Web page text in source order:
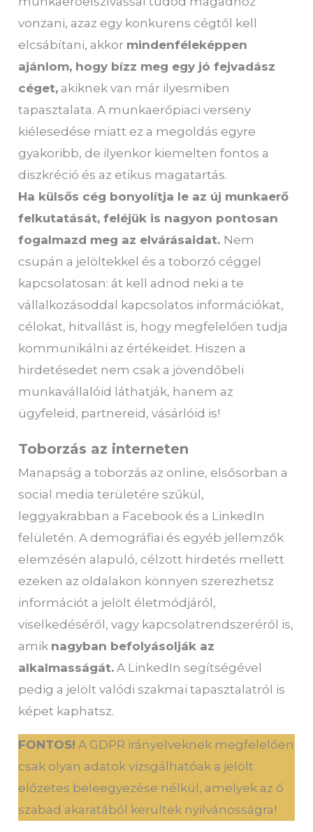
vonzani, azaz egy konkurens cégtől kell
elcsábítani, akkor mindenféleképpen
ajánlom, hogy bízz meg egy jó fejvadász
céget, akiknek van már ilyesmiben
tapasztalata. A munkaerőpiaci verseny
kiélesedése miatt ez a megoldás egyre
gyakoribb, de ilyenkor kiemelten fontos a
diszkréció és az etikus magatartás.
Ha külsős cég bonyolítja le az új munkaerő
felkutatását, feléjük is nagyon pontosan
fogalmazd meg az elvárásaidat. Nem
csupán a jelöltekkel és a toborzó céggel
kapcsolatosan: át kell adnod neki a te
vállalkozásoddal kapcsolatos információkat,
célokat, hitvallást is, hogy megfelelően tudja
kommunikálni az értékeidet. Hiszen a
hirdetésedet nem csak a jövendőbeli
munkavállalóid láthatják, hanem az
ügyfeleid, partnereid, vásárlóid is!
Toborzás az interneten
Manapság a toborzás az online, elsősorban a
social media területére szűkül,
leggyakrabban a Facebook és a LinkedIn
felületén. A demográfiai és egyéb jellemzők
elemzésén alapuló, célzott hirdetés mellett
ezeken az oldalakon könnyen szerezhetsz
információt a jelölt életmódjáról,
viselkedéséről, vagy kapcsolatrendszeréről is,
amik nagyban befolyásolják az
alkalmasságát. A LinkedIn segítségével
pedig a jelölt valódi szakmai tapasztalatról is
képet kaphatsz.
FONTOS! A GDPR irányelveknek megfelelően
csak olyan adatok vizsgálhatóak a jelölt
előzetes beleegyezése nélkül, amelyek az ő
szabad akaratából kerültek nyilvánosságra!